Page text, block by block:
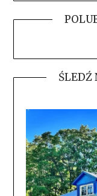
ŚLEDŹ